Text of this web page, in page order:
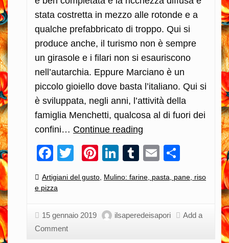
stata costretta in mezzo alle rotonde e a
qualche prefabbricato di troppo. Qui si
produce anche, il turismo non è sempre
un girasole e i filari non si esauriscono
nell’autarchia. Eppure Marciano è un
piccolo gioiello dove basta l’italiano. Qui si
è sviluppata, negli anni, l’attività della
famiglia Menchetti, qualcosa al di fuori dei
confini… Continue reading
dentro
la
quantità:
e
Facebook
TwitterPinterest
LinkedIn
Tumblr
Email
Categories:
Artigiani del gusto Mulino: farine, pasta, pane, riso
e pizza
15 gennaio 2019 ilsaperedeisapori
Add a
Comment